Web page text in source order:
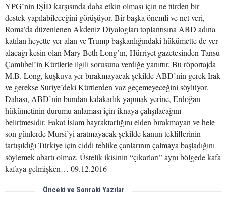
YPG’nin IŞİD karşısında daha etkin olması için ne türden bir
destek yapılabileceğini görüşüyor. Bir başka önemli ve net veri,
Roma’da düzenlenen Akdeniz Diyalogları toplantısına ABD adına
katılan heyette yer alan ve Trump başkanlığındaki hükümette de yer
alacağı kesin olan Mary Beth Long’ın, Hürriyet gazetesinden Tansu
Çamlıbel’in Kürtlerle ilgili sorusuna verdiğe yanıttır. Bu röportajda
M.B. Long, kuşkuya yer bırakmayacak şekilde ABD’nin gerek Irak
ve gerekse Suriye’deki Kürtlerden vaz geçemeyeceğini söylüyor.
Dahası, ABD’nin bundan fedakarlık yapmak yerine, Erdoğan
hükümetinin durumu anlaması için iknaya çalışılacağını
belirtmesidir. Fakat İslam bayraktarlığını elden bırakmayan ve hele
son günlerde Mursi’yi aratmayacak şekilde kanun tekliflerinin
tartışıldığı Türkiye için ciddi tehlike çanlarının çalmaya başladığını
söylemek abartı olmaz. Üstelik ikisinin “çıkarları” aynı bölgede kafa
kafaya gelmişken… 09.12.2016
Önceki ve Sonraki Yazılar